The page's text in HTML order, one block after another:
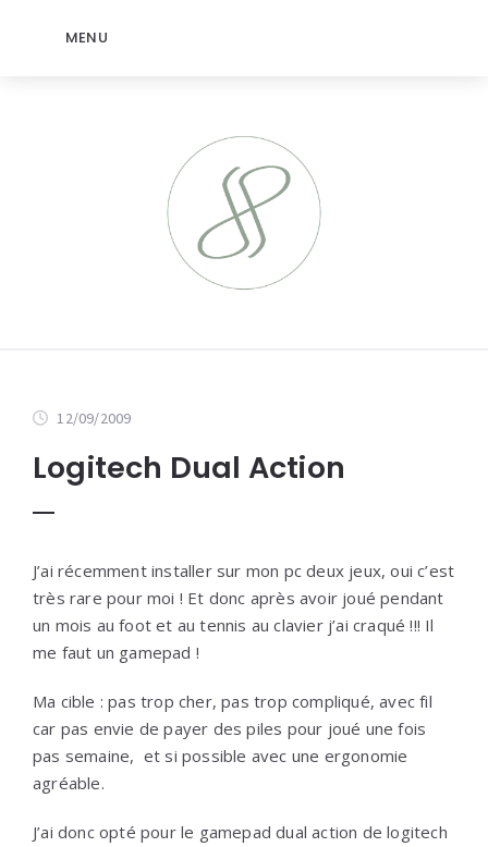
MENU
12/09/2009
Logitech Dual Action
J’ai récemment installer sur mon pc deux jeux, oui c’est
très rare pour moi ! Et donc après avoir joué pendant
un mois au foot et au tennis au clavier j’ai craqué !!! Il
me faut un gamepad !
Ma cible : pas trop cher, pas trop compliqué, avec fil
car pas envie de payer des piles pour joué une fois
pas semaine, et si possible avec une ergonomie
agréable.
J’ai donc opté pour le gamepad dual action de logitech